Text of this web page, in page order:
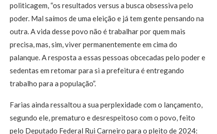
politicagem, “os resultados versus a busca obsessiva pelo
poder. Mal saímos de uma eleição e já tem gente pensando na
outra. A vida desse povo não é trabalhar por quem mais
precisa, mas, sim, viver permanentemente em cima do
palanque. A resposta a essas pessoas obcecadas pelo poder e
sedentas em retomar para si a prefeitura é entregando
trabalho para a população”.
Farias ainda ressaltou a sua perplexidade com o lançamento,
segundo ele, prematuro e desrespeitoso com o povo, feito
pelo Deputado Federal Rui Carneiro para o pleito de 2024: